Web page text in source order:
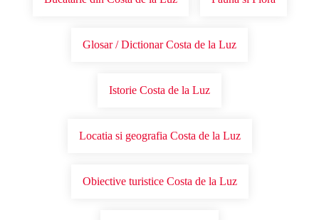
Glosar / Dictionar Costa de la Luz
Istorie Costa de la Luz
Locatia si geografia Costa de la Luz
Obiective turistice Costa de la Luz